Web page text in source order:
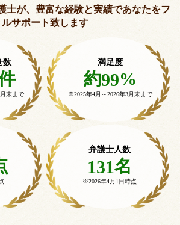
士が、豊富な経験と実績であなたをフ
ルサポート致します
数
末まで
満足度
約99%
※2025年4月～2026年3月末まで
弁護士人数
131名
※2026年4月1日時点